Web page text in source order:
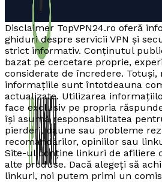
Disclaimer TopVPN24.ro oferă
ghiduri despre servicii VPN și
strict informativ. Conținutul
bazat pe cercetare proprie,
considerate de încredere. Totuși,
informațiile sunt întotdeauna
actualizate. Utilizarea
face exclusiv pe propria
își asumă responsabilitatea
pierderi, daune sau probleme
recomandărilor, opiniilor sau
Site-ul conține linkuri de afiliere
alte produse. Dacă alegeți să
linkuri, noi putem primi un